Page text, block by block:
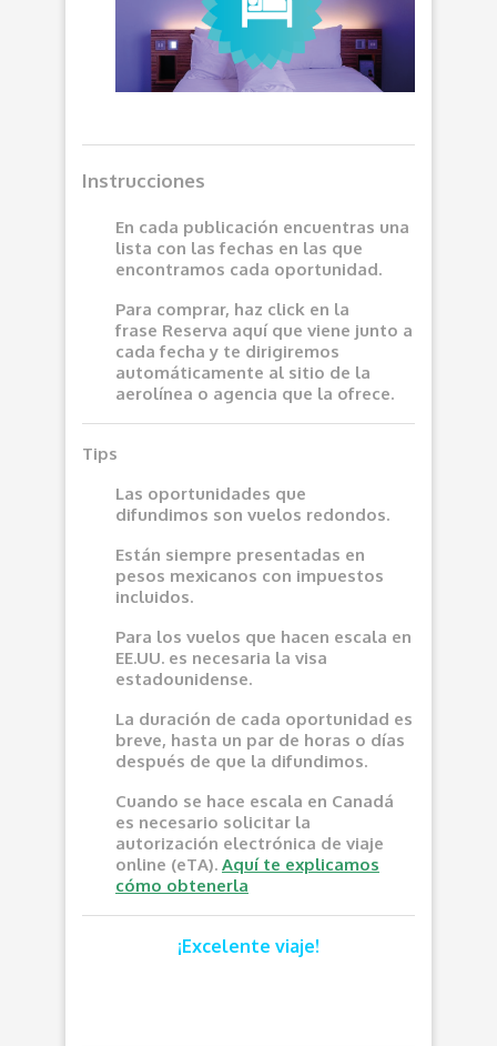
Instrucciones
En cada publicación encuentras una
lista con las fechas en las que
encontramos cada oportunidad.
Para comprar, haz click en la
frase Reserva aquí que viene junto a
cada fecha y te dirigiremos
automáticamente al sitio de la
aerolínea o agencia que la ofrece.
Tips
Las oportunidades que
difundimos son vuelos redondos.
Están siempre presentadas en
pesos mexicanos con impuestos
incluidos.
Para los vuelos que hacen escala en
EE.UU. es necesaria la visa
estadounidense.
La duración de cada oportunidad es
breve, hasta un par de horas o días
después de que la difundimos.
Cuando se hace escala en Canadá
es necesario solicitar la
autorización electrónica de viaje
online (eTA). Aquí te explicamos
cómo obtenerla
¡Excelente viaje!